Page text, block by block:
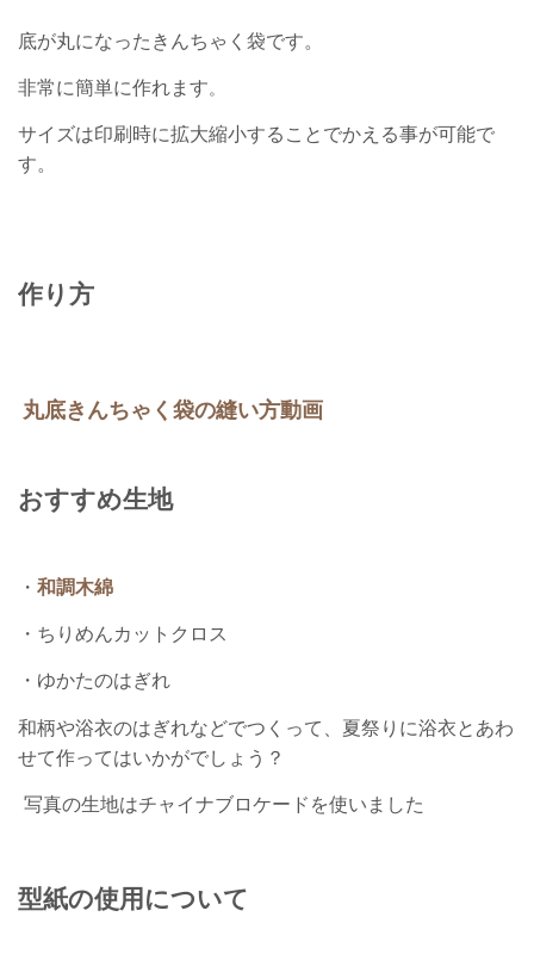
底が丸になったきんちゃく袋です。
非常に簡単に作れます。
サイズは印刷時に拡大縮小することでかえる事が可能で
す。
作り方
丸底きんちゃく袋の縫い方動画
おすすめ生地
・ 和調木綿
・ちりめんカットクロス
・ゆかたのはぎれ
和柄や浴衣のはぎれなどでつくって、夏祭りに浴衣とあわ
せて作ってはいかがでしょう？
写真の生地はチャイナブロケー ドを使いました
型紙の使用について